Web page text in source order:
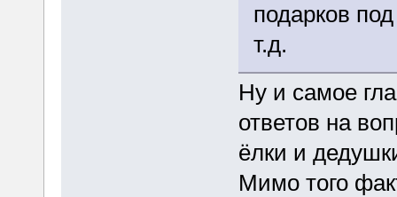
подарков
т.д.
Ну и самое
ответов на
ёлки и
Мимо того